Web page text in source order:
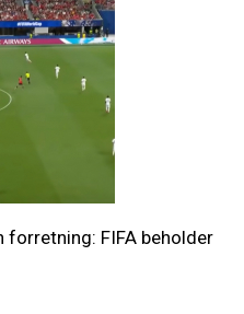
forretning: FIFA beholder